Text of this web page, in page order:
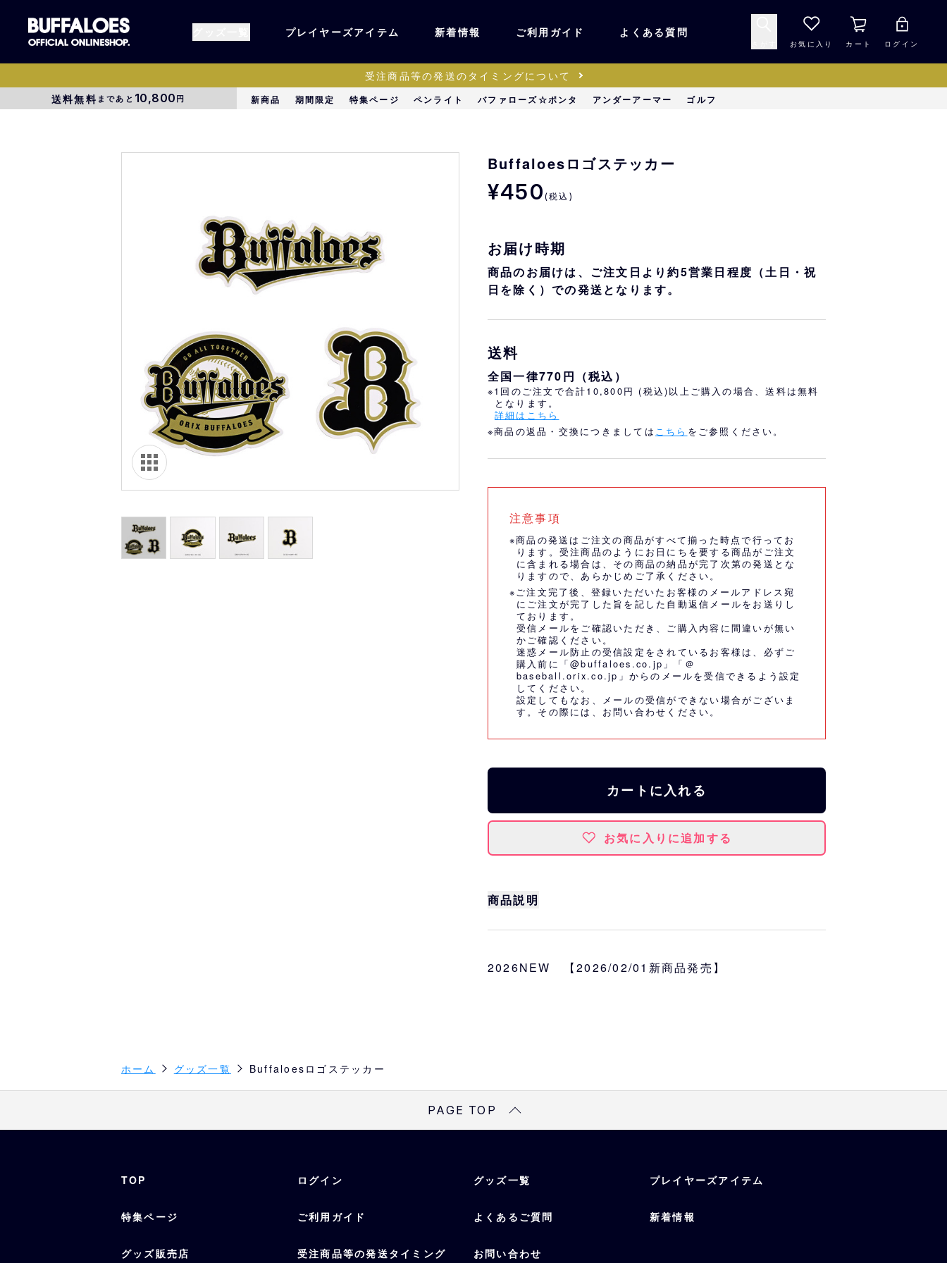
すべてのグッズ オーセンティック
ユニフォーム・ワッ
キャップ・ヘルメッ
タオル各種 アパレル キッズ・ベビー バッグ
ステーショナリー・
EC限定販売 キーホルダー シークレット 1000円未満
オリ姫におすすめ オリっこにおすすめ SPECIAL PRICE
プレイヤーズアイテム 新着情報 ご利用ガイド よくある質問
お気に入り カート ログイン
受注商品等の発送のタイミングについて
送料無料まであと 10,800円 新商品 期間限定 特集ページ ペンライト バファローズ☆ポンタ アンダーアーマー ゴルフ
Buffaloesロゴステッカー
¥450 (税込)
お届け時期
商品のお届けは、ご注文日より約5営業日程度（土日・祝
日を除く）での発送となります。
送料
全国一律770円（税込）
※1回のご注文で合計10,800円 (税込)以上ご購入の場合、送料は無料
となります。
詳細はこちら
※商品の返品・交換につきましては こちら をご参照ください。
注意事項
※商品の発送はご注文の商品がすべて揃った時点で行ってお
ります。受注商品のようにお日にちを要する商品がご注文
に含まれる場合は、その商品の納品が完了次第の発送とな
りますので、あらかじめご了承ください。
※ご注文完了後、登録いただいたお客様のメールアドレス宛
にご注文が完了した旨を記した自動返信メールをお送りし
ております。
受信メールをご確認いただき、ご購入内容に間違いが無い
かご確認ください。
迷惑メール防止の受信設定をされているお客様は、必ずご
購入前に「@buffaloes.co.jp」「＠
baseball.orix.co.jp」からのメールを受信できるよう設定
してください。
設定してもなお、メールの受信ができない場合がございま
す。その際には、 お問い合わせください。
カートに入れる
お気に入りに追加する
商品説明
サイズ
スクリプトマーク：約W9.7×H4cm
2026NEW 【2026/02/01新商品発売】
ホーム グッズ一覧 Buffaloesロゴステッカー
PAGE TOP
TOP ログイン グッズ一覧 プレイヤーズアイテム
特集ページ ご利用ガイド よくあるご質問 新着情報
グッズ販売店 受注商品等の発送タイミング お問い合わせ